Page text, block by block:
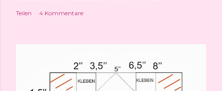
Teilen 4 Kommentare